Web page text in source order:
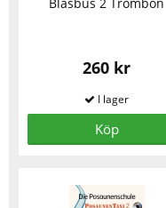
260 kr
Köp